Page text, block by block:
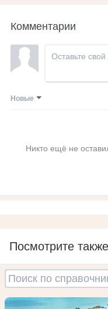
Комментарии
Новые
Никто ещё не
Посмотрите